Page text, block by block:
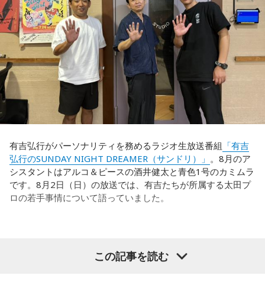
有吉弘行がパーソナリティを務めるラジオ生放送番組 「有吉
弘行のSUNDAY NIGHT DREAMER（サンドリ）」 。8月のア
シスタントはアルコ＆ピースの酒井健太と青色1号のカミムラ
です。8月2日（日）の放送では、有吉たちが所属する太田プ
ロの若手事情について語っていました。
この記事を読む